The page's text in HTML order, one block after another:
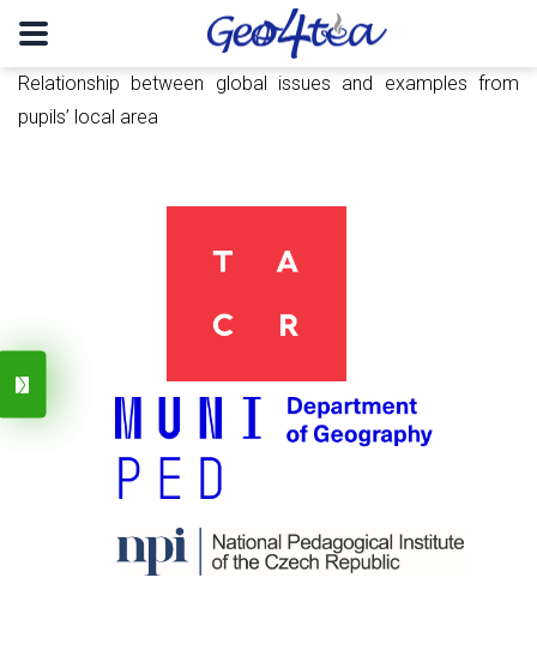
Relationship between global issues and examples from
pupils’ local area